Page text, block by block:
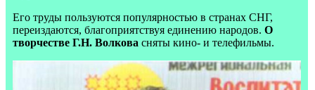
Его труды пользуются популярностью в странах СНГ,
переиздаются, благоприятствуя единению народов. О
творчестве Г.Н. Волкова сняты кино- и телефильмы.